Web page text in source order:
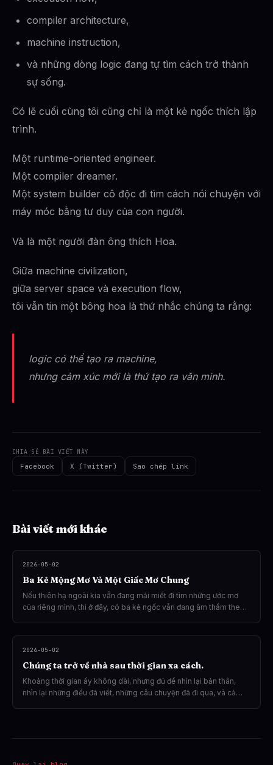
compiler architecture,
machine instruction,
và những dòng logic đang tự tìm cách trở thành
sự sống.
Có lẽ cuối cùng tôi cũng chỉ là một kẻ ngốc thích lập
trình.
Một runtime-oriented engineer.
Một compiler dreamer.
Một system builder cô độc đi tìm cách nói chuyện với
máy móc bằng tư duy của con người.
Và là một người đàn ông thích Hoa.
Giữa machine civilization,
giữa server space và execution flow,
tôi vẫn tin một bông hoa là thứ nhắc chúng ta rằng:
logic có thể tạo ra machine,
nhưng cảm xúc mới là thứ tạo ra văn minh.
CHIA SẺ BÀI VIẾT NÀY
Facebook X (Twitter) Sao chép link
Bài viết mới khác
2026-05-02
Ba Kẻ Mộng Mơ Và Một Giấc Mơ Chung
Nếu thiên hạ ngoài kia vẫn đang mải miết đi tìm những ước mơ
của riêng mình, thì ở đây, có ba kẻ ngốc vẫn đang âm thầm theo
2026-05-02
Chúng ta trở về nhà sau thời gian xa cách.
Khoảng thời gian ấy không dài, nhưng đủ để nhìn lại bản thân,
nhìn lại những điều đã viết, những câu chuyện đã đi qua, và cả